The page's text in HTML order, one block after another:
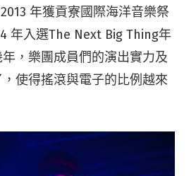
年獲貢寮國際海洋音樂祭
年入選The Next Big Thing年
，樂團成員們的演出實力及
使得搖滾與電子的比例越來